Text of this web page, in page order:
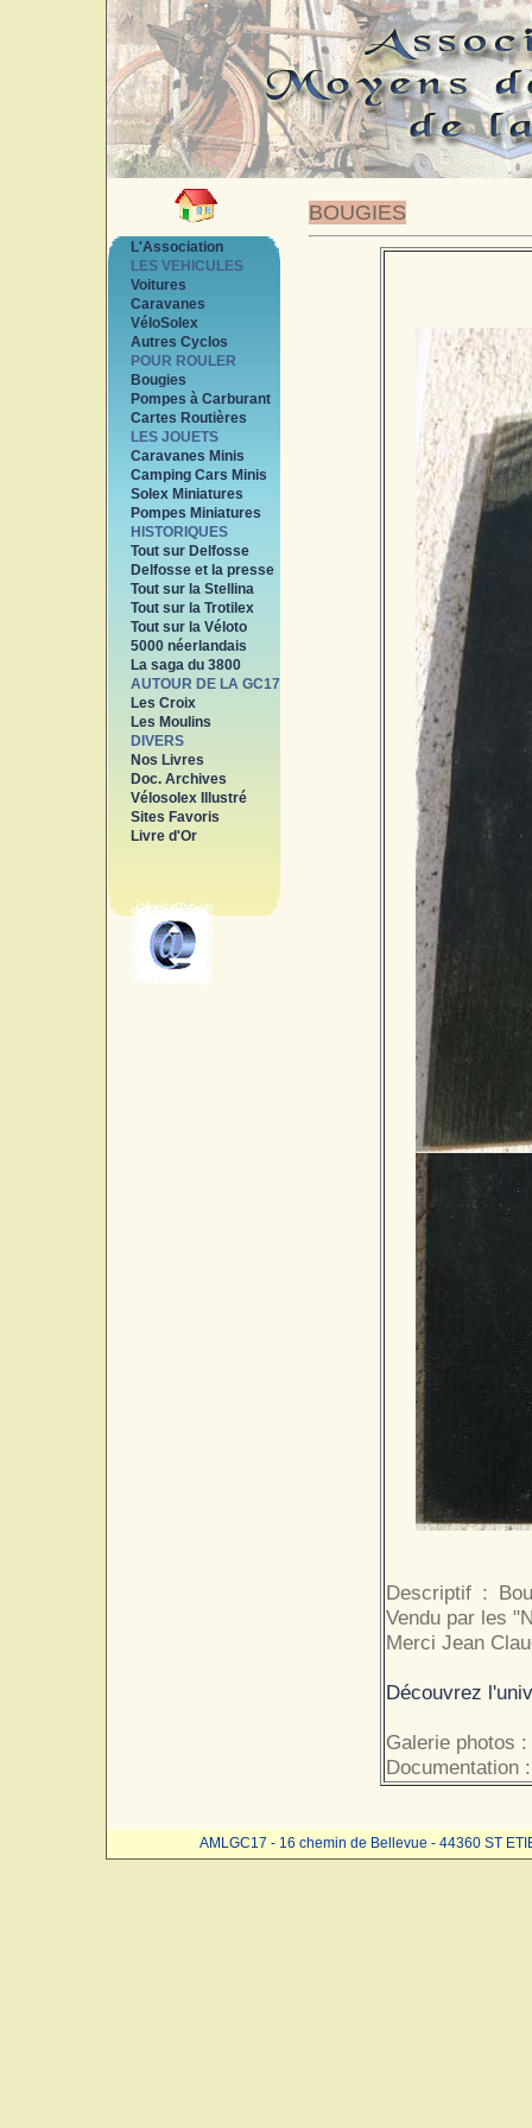
BOUGIES
L'Association
LES VEHICULES
Voitures
Caravanes
VéloSolex
Autres Cyclos
POUR ROULER
Bougies
Pompes à Carburant
Cartes Routières
LES JOUETS
Caravanes Minis
Camping Cars Minis
Solex Miniatures
Pompes Miniatures
HISTORIQUES
Tout sur Delfosse
Delfosse et la presse
Tout sur la Stellina
Tout sur la Trotilex
Tout sur la Véloto
5000 néerlandais
La saga du 3800
AUTOUR DE LA GC17
Les Croix
Les Moulins
DIVERS
Nos Livres
Doc. Archives
Vélosolex Illustré
Sites Favoris
Livre d'Or
Descriptif :
Vendu par les
Merci Jean
Découvrez
Galerie photos :
Documentation :
AMLGC17 - 16 chemin de Bellevue - 44360 ST